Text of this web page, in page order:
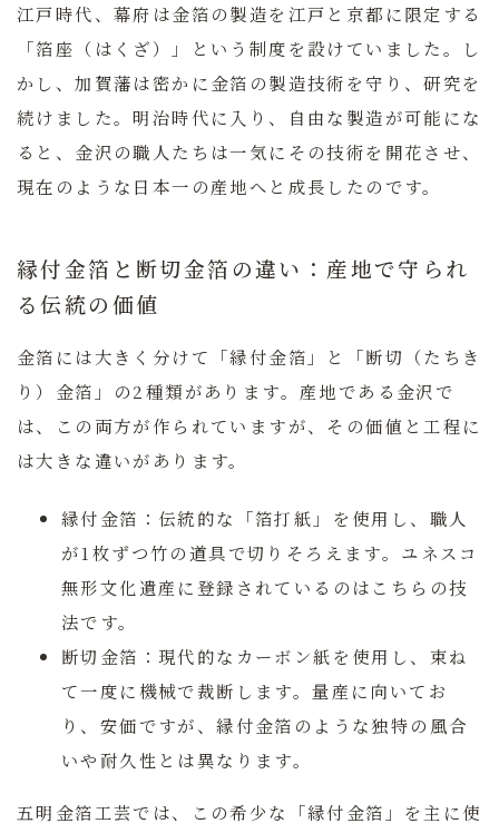
江戸時代、幕府は金箔の製造を江戸と京都に限定する
「箔座（はくざ）」という制度を設けていました。し
かし、加賀藩は密かに金箔の製造技術を守り、研究を
続けました。明治時代に入り、自由な製造が可能にな
ると、金沢の職人たちは一気にその技術を開花させ、
現在のような日本一の産地へと成長したのです。
縁付金箔と断切金箔の違い：産地で守られ
る伝統の価値
金箔には大きく分けて「縁付金箔」と「断切（たちき
り）金箔」の2種類があります。産地である金沢で
は、この両方が作られていますが、その価値と工程に
は大きな違いがあります。
縁付金箔： 伝統的な「箔打紙」を使用し、職人
が1枚ずつ竹の道具で切りそろえます。ユネスコ
無形文化遺産に登録されているのはこちらの技
法です。
断切金箔： 現代的なカーボン紙を使用し、束ね
て一度に機械で裁断します。量産に向いてお
り、安価ですが、縁付金箔のような独特の風合
いや耐久性とは異なります。
五明金箔工芸では、この希少な「縁付金箔」を主に使